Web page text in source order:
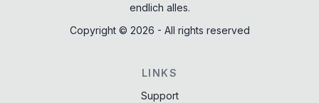
endlich alles.
Copyright © 2026 - All rights reserved
LINKS
Support